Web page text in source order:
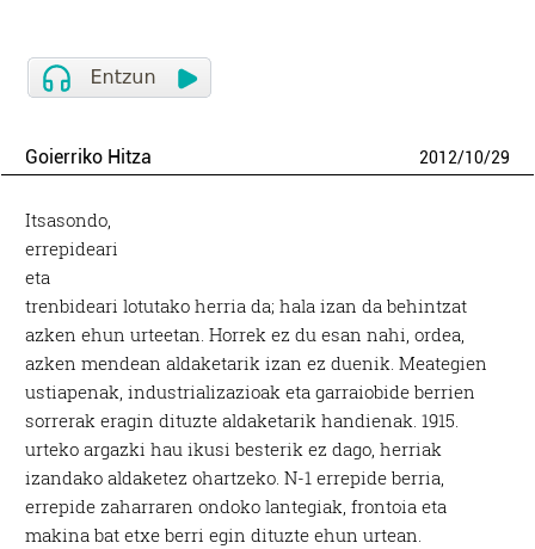
Goierriko Hitza 2012/10/29
Itsasondo,
errepideari
eta
trenbideari lotutako herria da; hala izan da behintzat
azken ehun urteetan. Horrek ez du esan nahi, ordea,
azken mendean aldaketarik izan ez duenik. Meategien
ustiapenak, industrializazioak eta garraiobide berrien
sorrerak eragin dituzte aldaketarik handienak. 1915.
urteko argazki hau ikusi besterik ez dago, herriak
izandako aldaketez ohartzeko. N-1 errepide berria,
errepide zaharraren ondoko lantegiak, frontoia eta
makina bat etxe berri egin dituzte ehun urtean.